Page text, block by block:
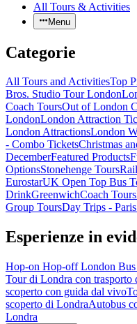
All Tours & Activities
Menu
Categorie
All Tours and ActivitiesTop
Bros. Studio Tour London
Coach ToursOut of London
LondonLondon Attraction
London AttractionsLondon
- Combo TicketsChristmas
DecemberFeatured Products
OptionsStonehenge Tours
EurostarUK Open Top Bus
DrinkGreenwichCoach Tours
Group ToursDay Trips -
Esperienze in
Hop-on Hop-off London
Tour di Londra con trasporto
scoperto con guida dal vivo
scoperto di LondraAutobus
Londra